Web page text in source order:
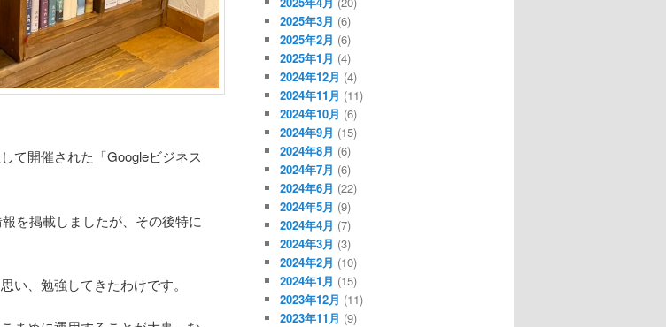
て開催された「Googleビジネス
を掲載しましたが、その後特に
い、勉強してきたわけです。
2025年3月 (6)
2025年2月 (6)
2025年1月 (4)
2024年12月 (4)
2024年11月 (11)
2024年10月 (6)
2024年9月 (15)
2024年8月 (6)
2024年7月 (6)
2024年6月 (22)
2024年5月 (9)
2024年4月 (7)
2024年3月 (3)
2024年2月 (10)
2024年1月 (15)
2023年12月 (11)
2023年11月 (9)